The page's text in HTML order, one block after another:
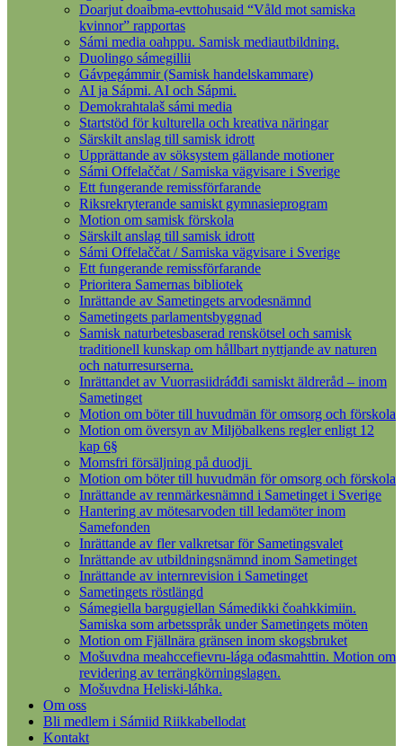
Doarjut doaibma-evttohusaid “Våld mot samiska
kvinnor” rapportas
Sámi media oahppu. Samisk mediautbildning.
Duolingo sámegillii
Gávpegámmir (Samisk handelskammare)
AI ja Sápmi. AI och Sápmi.
Demokrahtalaš sámi media
Startstöd för kulturella och kreativa näringar
Särskilt anslag till samisk idrott
Upprättande av söksystem gällande motioner
Sámi Offelaččat / Samiska vägvisare i Sverige
Ett fungerande remissförfarande
Riksrekryterande samiskt gymnasieprogram
Motion om samisk förskola
Särskilt anslag till samisk idrott
Sámi Offelaččat / Samiska vägvisare i Sverige
Ett fungerande remissförfarande
Prioritera Samernas bibliotek
Inrättande av Sametingets arvodesnämnd
Sametingets parlamentsbyggnad
Samisk naturbetesbaserad renskötsel och samisk
traditionell kunskap om hållbart nyttjande av naturen
och naturresurserna.
Inrättandet av Vuorrasiidráđđi samiskt äldreråd – inom
Sametinget
Motion om böter till huvudmän för omsorg och förskola
Motion om översyn av Miljöbalkens regler enligt 12
kap 6§
Momsfri försäljning på duodji
Motion om böter till huvudmän för omsorg och förskola
Inrättande av renmärkesnämnd i Sametinget i Sverige
Hantering av mötesarvoden till ledamöter inom
Samefonden
Inrättande av fler valkretsar för Sametingsvalet
Inrättande av utbildningsnämnd inom Sametinget
Inrättande av internrevision i Sametinget
Sametingets röstlängd
Sámegiella bargugiellan Sámedikki čoahkkimiin.
Samiska som arbetsspråk under Sametingets möten
Motion om Fjällnära gränsen inom skogsbruket
Mošuvdna meahccefievru-lága ođasmahttin. Motion om
revidering av terrängkörningslagen.
Mošuvdna Heliski-láhka.
Om oss
Bli medlem i Sámiid Riikkabellodat
Kontakt